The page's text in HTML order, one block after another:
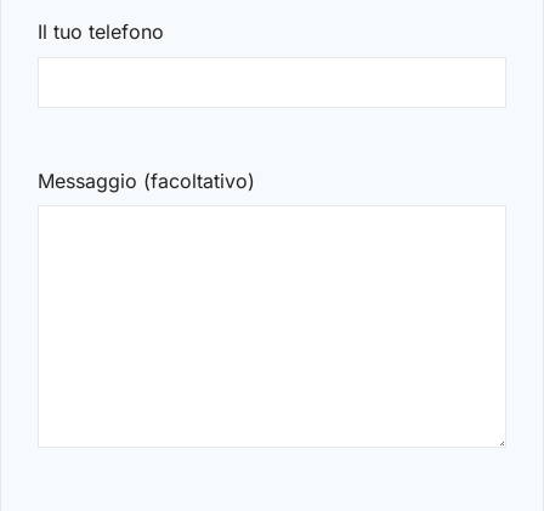
Il tuo telefono
Messaggio (facoltativo)